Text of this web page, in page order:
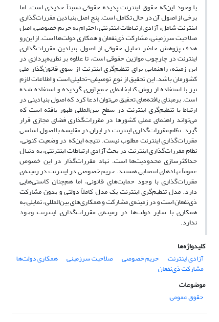
با وجود این‌که حقوق اینترنت پدیده حقوقی نسبتاً جدیدی است، اما
برخی از اصول آن در حال تکامل است. پنج اصل بنیادین مقررات‌گذاری
اینترنت شامل، آزادی ارتباطات اینترنتی، احترام به حریم خصوصی، اصل
صلاحیت سرزمینی، مشارکت ذی‌نفعان و همکاری دولت‌ها است. از این‌رو
هدف پژوهش حاضر تحلیل حقوقی از اصول بنیادین مقررات‌گذاری
اینترنت در چارچوب موازین حقوقی است، تا علاوه بر نظریه‌پردازی در
این زمینه، راهنمایی برای تنظیم‌گری اینترنت از سوی قانون‌گذار ملی
کشورمان باشد. این تحقیق از نوع توصیفی-تحلیلی است و اطلاعات لازم
نیز با استفاده از روش کتابخانه‌ای جمع‌آوری ‌گردیده و استفاده شده
است. برمبنای یافته‌های تحقیق می‌توان ادعا کرد که اصول بنیادینی در
ارتباط با تنظیم‌گری اینترنت در سطح بین‌المللی ظهور یافته است که
می‌تواند راهنمای عملی کشورها در مقررات‌گذاری فضای مجازی قرار
گیرد. نظام مقررات‌گذاری اینترنت در ایران در مقایسه با اصول اساسی
مقررات‌گذاری اینترنت مطلوب نیست. نتیجه این‌که در وضعیت کنونی،
نظام مقررات‌گذاری اینترنت در بحث آزادی ارتباطات اینترنتی، به دنبال
حداکثرسازی محدودیت‌ها است. نهاد مقررات‌گذار در این خصوص
عموماً نهادهای انتصابی هستند. حریم خصوصی در اینترنت در زمینه‌ی
مقررات‌گذاری با وجود حمایت‌های قانونی، اما هم‌چنان کاستی‌هایی
دارد. مدل تنظیم‌گری اینترنت یک مدل کاملاً دولتی و بدون مشارکت
ذی‌نفعان است و در زمینه‌ی مشارکت و همکاری‌های بین‌المللی، تمایلی به
همکاری با سایر دولت‌ها در زمینه‌ی مقررات‌گذاری اینترنت وجود
ندارد.
کلیدواژه‌ها
آزادی اینترنت
حریم‌ خصوصی صلاحیت سرزمینی همکاری دولت‌ها
مشارکت ذی‌نفعان
موضوعات
حقوق عمومی